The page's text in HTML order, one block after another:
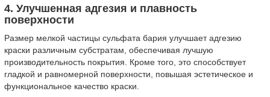
4. Улучшенная адгезия и плавность
поверхности
Размер мелкой частицы сульфата бария улучшает адгезию
краски различным субстратам, обеспечивая лучшую
производительность покрытия. Кроме того, это способствует
гладкой и равномерной поверхности, повышая эстетическое и
функциональное качество краски.